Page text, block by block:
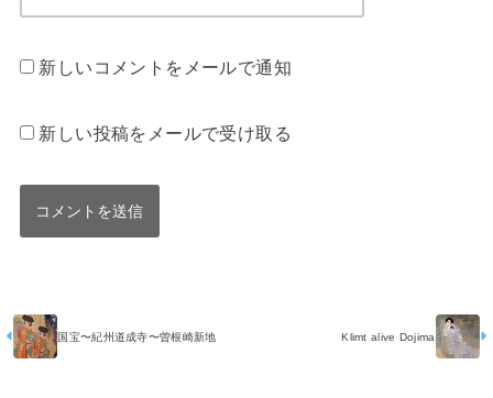
新しいコメントをメールで通知
新しい投稿をメールで受け取る
国宝〜紀州道成寺〜曽根崎新地 Klimt alive Dojima